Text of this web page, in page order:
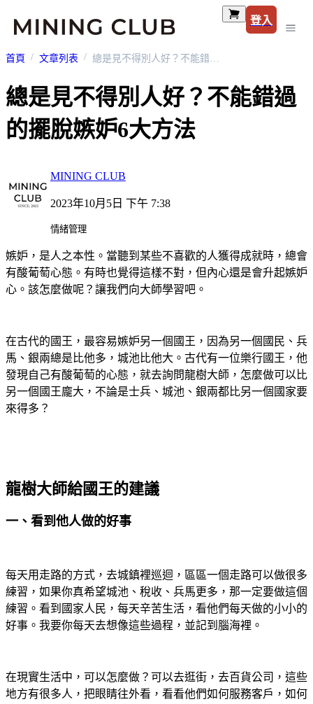
登入
首頁 文章列表 總是見不得別人好？不能錯過的擺脫嫉妒6大方法
總是見不得別人好？不能錯過
的擺脫嫉妒6大方法
MINING CLUB
2023年10月5日 下午 7:38
情緒管理
嫉妒，是人之本性。當聽到某些不喜歡的人獲得成就時，總會
有酸葡萄心態。有時也覺得這樣不對，但內心還是會升起嫉妒
心。該怎麼做呢？讓我們向大師學習吧。
在古代的國王，最容易嫉妒另一個國王，因為另一個國民、兵
馬、銀兩總是比他多，城池比他大。古代有一位樂行國王，他
發現自己有酸葡萄的心態，就去詢問龍樹大師，怎麼做可以比
另一個國王龐大，不論是士兵、城池、銀兩都比另一個國家要
來得多？
龍樹大師給國王的建議
一、看到他人做的好事
每天用走路的方式，去城鎮裡巡迴，區區一個走路可以做很多
練習，如果你真希望城池、稅收、兵馬更多，那一定要做這個
練習。看到國家人民，每天辛苦生活，看他們每天做的小小的
好事。我要你每天去想像這些過程，並記到腦海裡。
在現實生活中，可以怎麼做？可以去逛街，去百貨公司，這些
地方有很多人，把眼睛往外看，看看他們如何服務客戶，如何